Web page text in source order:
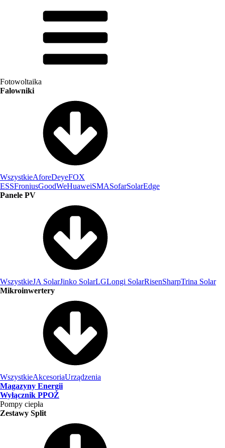
Fotowoltaika
Falowniki
WszystkieAforeDeyeFOX
ESSFroniusGoodWeHuaweiSMASofarSolarEdge
Panele PV
WszystkieJA SolarJinko SolarLGLongi SolarRisenSharpTrina Solar
Mikroinwertery
WszystkieAkcesoriaUrządzenia
Magazyny Energii
Wyłącznik PPOŻ
Pompy ciepła
Zestawy Split